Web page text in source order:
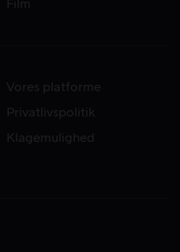
Film
Vores platforme
Privatlivspolitik
Klagemulighed